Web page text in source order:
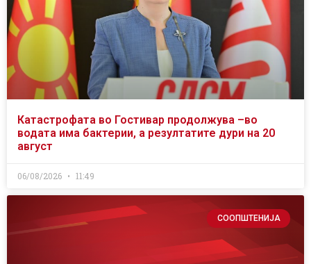
Катастрофата во Гостивар продолжува –во
водата има бактерии, а резултатите дури на 20
август
06/08/2026 11:49
СООПШТЕНИЈА